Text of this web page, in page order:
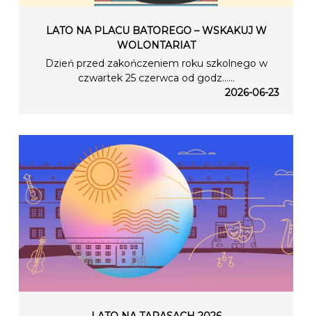
LATO NA PLACU BATOREGO – WSKAKUJ W
WOLONTARIAT
Dzień przed zakończeniem roku szkolnego w
czwartek 25 czerwca od godz…...
2026-06-23